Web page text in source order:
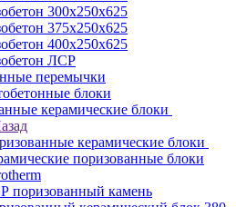
300х250х625
375х250х625
400х250х625
ЛСР
перемычки
блоки
керамические блоки
керамические блоки
поризованные блоки
поризованный камень